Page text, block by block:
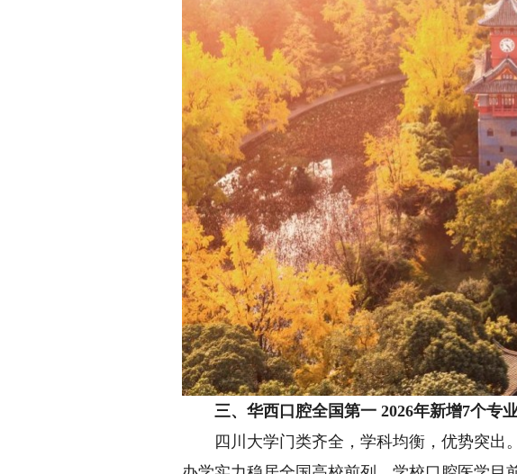
三、华西口腔全国第一 2026年新增7个专业
四川大学门类齐全，学科均衡，优势突出